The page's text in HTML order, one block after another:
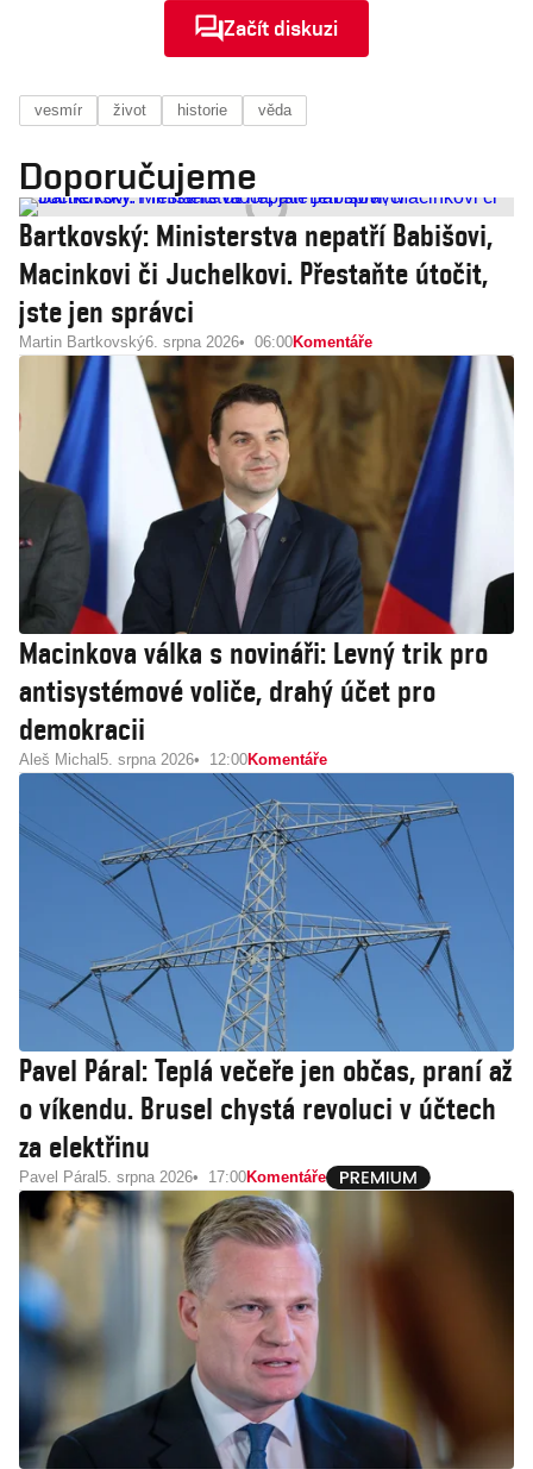
Začít diskuzi
vesmír život historie věda
Doporučujeme
Bartkovský: Ministerstva nepatří Babišovi,
Macinkovi či Juchelkovi. Přestaňte útočit,
jste jen správci
Martin Bartkovský6. srpna 2026 06:00Komentáře
Macinkova válka s novináři: Levný trik pro
antisystémové voliče, drahý účet pro
demokracii
Aleš Michal 5. srpna 2026 12:00Komentáře
Pavel Páral: Teplá večeře jen občas, praní až
o víkendu. Brusel chystá revoluci v účtech
za elektřinu
Pavel Páral 5. srpna 2026 17:00Komentáře